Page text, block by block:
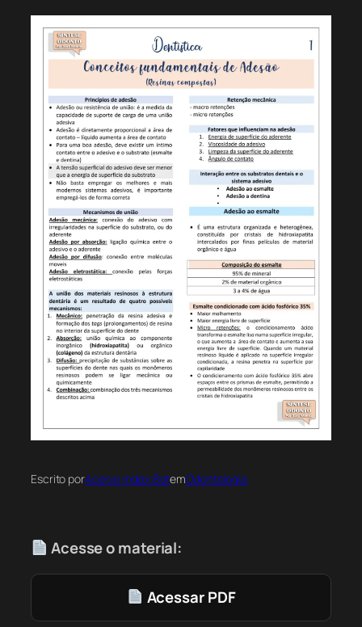
Escrito porAcervo Index BotemOdontologia
Acesse o material:
Acessar PDF